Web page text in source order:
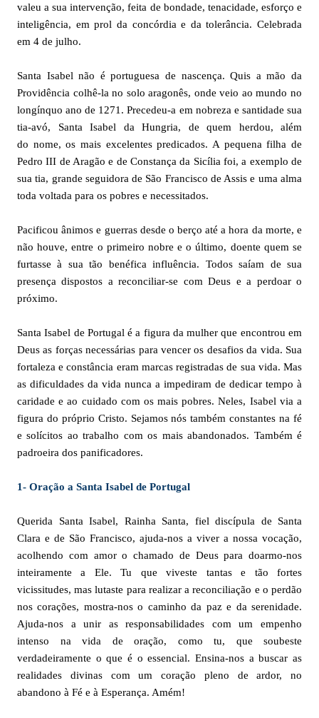
valeu a sua intervenção, feita de bondade, tenacidade, esforço e
inteligência, em prol da concórdia e da tolerância. Celebrada
em 4 de julho.
Santa Isabel não é portuguesa de nascença. Quis a mão da
Providência colhê-la no solo aragonês, onde veio ao mundo no
longínquo ano de 1271. Precedeu-a em nobreza e santidade sua
tia-avó, Santa Isabel da Hungria, de quem herdou, além
do nome, os mais excelentes predicados. A pequena filha de
Pedro III de Aragão e de Constança da Sicília foi, a exemplo de
sua tia, grande seguidora de São Francisco de Assis e uma alma
toda voltada para os pobres e necessitados.
Pacificou ânimos e guerras desde o berço até a hora da morte, e
não houve, entre o primeiro nobre e o último, doente quem se
furtasse à sua tão benéfica influência. Todos saíam de sua
presença dispostos a reconciliar-se com Deus e a perdoar o
próximo.
Santa Isabel de Portugal é a figura da mulher que encontrou em
Deus as forças necessárias para vencer os desafios da vida. Sua
fortaleza e constância eram marcas registradas de sua vida. Mas
as dificuldades da vida nunca a impediram de dedicar tempo à
caridade e ao cuidado com os mais pobres. Neles, Isabel via a
figura do próprio Cristo. Sejamos nós também constantes na fé
e solícitos ao trabalho com os mais abandonados. Também é
padroeira dos panificadores.
1- Oração a Santa Isabel de Portugal
Querida Santa Isabel, Rainha Santa, fiel discípula de Santa
Clara e de São Francisco, ajuda-nos a viver a nossa vocação,
acolhendo com amor o chamado de Deus para doarmo-nos
inteiramente a Ele. Tu que viveste tantas e tão fortes
vicissitudes, mas lutaste para realizar a reconciliação e o perdão
nos corações, mostra-nos o caminho da paz e da serenidade.
Ajuda-nos a unir as responsabilidades com um empenho
intenso na vida de oração, como tu, que soubeste
verdadeiramente o que é o essencial. Ensina-nos a buscar as
realidades divinas com um coração pleno de ardor, no
abandono à Fé e à Esperança. Amém!